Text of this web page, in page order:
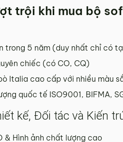
trội khi mua bộ
trong 5 năm (duy nhất chỉ có
chiếc (có CO, CQ)
Italia cao cấp với nhiều màu
quốc tế ISO9001, BIFMA,
kế, Đối tác và Kiến
Hình ảnh chất lượng cao